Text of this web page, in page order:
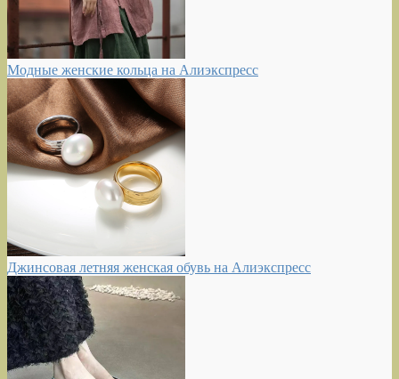
Модные женские кольца на Алиэкспресс
Джинсовая летняя женская обувь на Алиэкспресс